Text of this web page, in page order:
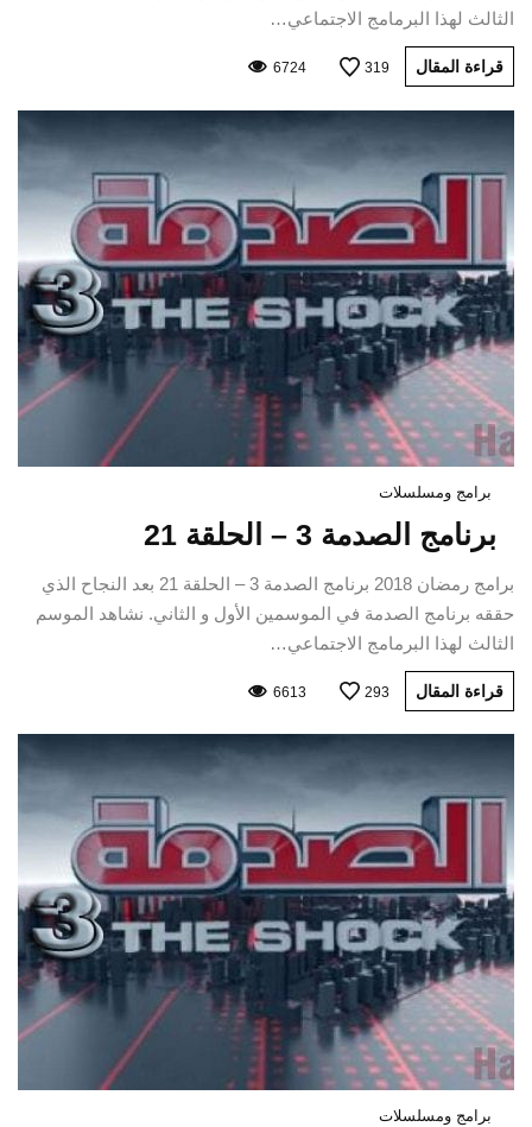
الثالث لهذا البرمامج الاجتماعي…
قراءة المقال 319
6724
برامج ومسلسلات
برنامج الصدمة 3 – الحلقة 21
برامج رمضان 2018 برنامج الصدمة 3 – الحلقة 21 بعد النجاح الذي
حققه برنامج الصدمة في الموسمين الأول و الثاني. نشاهد الموسم
الثالث لهذا البرمامج الاجتماعي…
قراءة المقال 293
6613
برامج ومسلسلات